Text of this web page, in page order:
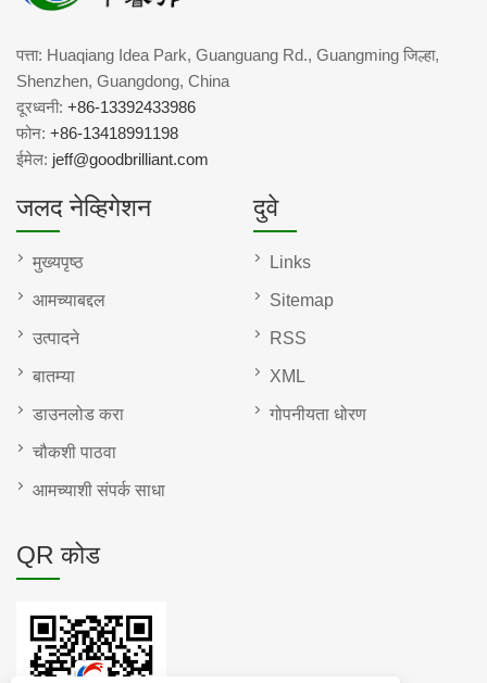
पत्ता: Huaqiang Idea Park, Guanguang Rd., Guangming जिल्हा,
Shenzhen, Guangdong, China
दूरध्वनी: +86-13392433986
फोन: +86-13418991198
ईमेल: jeff@goodbrilliant.com
जलद नेव्हिगेशन
मुख्यपृष्ठ
आमच्याबद्दल
उत्पादने
बातम्या
डाउनलोड करा
चौकशी पाठवा
आमच्याशी संपर्क साधा
दुवे
Links
Sitemap
RSS
XML
गोपनीयता धोरण
QR कोड